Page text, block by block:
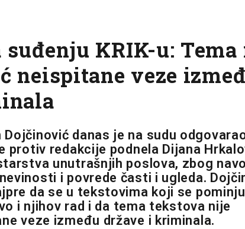
KRIK-u: Tema
neispitane veze
Dojčinović danas je na sudu
protiv redakcije podnela Dijana
unutrašnjih poslova, zbog
i povrede časti i ugleda.
da se u tekstovima koji se
i njihov rad i da tema tekstova nije
veze između države i kriminala.